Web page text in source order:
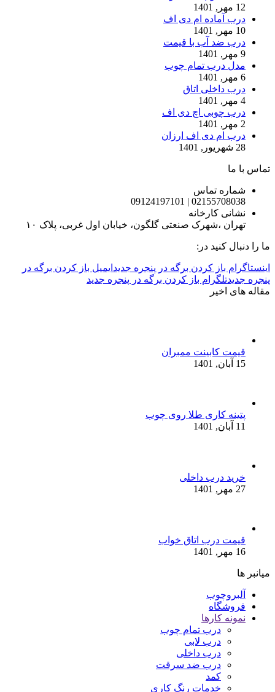
12 مهر, 1401
درب آماده ام دی اف
10 مهر, 1401
درب ضد آب با قیمت
9 مهر, 1401
مدل درب تمام چوب
6 مهر, 1401
درب داخلی اتاق
4 مهر, 1401
درب چوبی اچ دی اف
2 مهر, 1401
درب ام دی اف ارزان
28 شهریور, 1401
تماس با ما
شماره تماس
02155708038 | 09124197101
نشانی کارخانه
تهران ،شهرک صنعتی گلگون، خیابان اول غربی، پلاک ۱۰
ما را دنبال کنید در:
اینستاگرام باز کردن برگه در پنجره جدید ایمیل باز کردن برگه در
پنجره جدیدتلگرام باز کردن برگه در پنجره جدید
مقاله های اخیر
قیمت کابینت ممبران
15 آبان, 1401
پتینه کاری طلا روی چوب
11 آبان, 1401
خرید درب داخلی
27 مهر, 1401
قیمت درب اتاق خواب
16 مهر, 1401
میانبر ها
آلبروچوب
فروشگاه
نمونه کارها
درب تمام چوب
درب لابی
درب داخلی
درب ضد سرقت
کمد
خدمات رنگ کاری